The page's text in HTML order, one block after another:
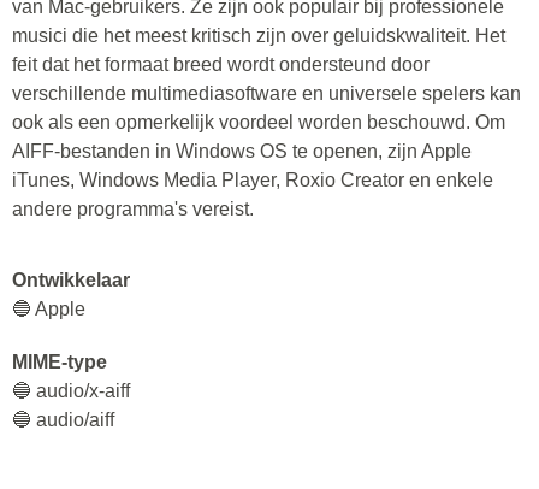
van Mac-gebruikers. Ze zijn ook populair bij professionele
musici die het meest kritisch zijn over geluidskwaliteit. Het
feit dat het formaat breed wordt ondersteund door
verschillende multimediasoftware en universele spelers kan
ook als een opmerkelijk voordeel worden beschouwd. Om
AIFF-bestanden in Windows OS te openen, zijn Apple
iTunes, Windows Media Player, Roxio Creator en enkele
andere programma's vereist.
Ontwikkelaar
🔵 Apple
MIME-type
🔵 audio/x-aiff
🔵 audio/aiff